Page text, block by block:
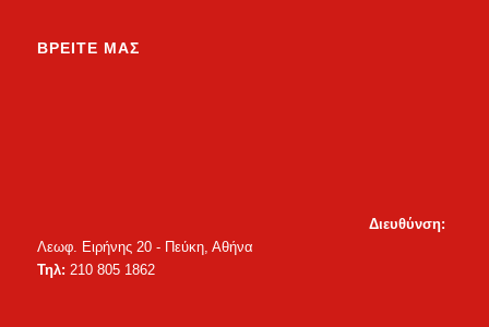
ΒΡΕΙΤΕ ΜΑΣ
Διευθύνση:
Λεωφ. Ειρήνης 20 - Πεύκη, Αθήνα
Τηλ: 210 805 1862